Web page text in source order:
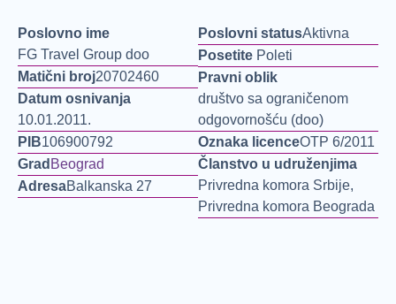
Poslovno ime
FG Travel Group doo
Matični broj20702460
Datum osnivanja
10.01.2011.
PIB106900792
Grad Beograd
AdresaBalkanska 27
Poslovni statusAktivna
Posetite Poleti
Pravni oblik
društvo sa ograničenom
odgovornošću (doo)
Oznaka licenceOTP 6/2011
Članstvo u udruženjima
Privredna komora Srbije,
Privredna komora Beograda